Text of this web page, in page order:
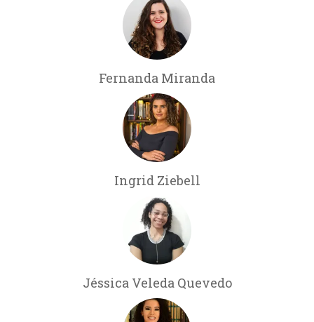
Fernanda Miranda
Ingrid Ziebell
Jéssica Veleda Quevedo